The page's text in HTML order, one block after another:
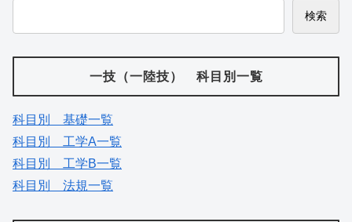
検索
一技（一陸技） 科目別一覧
科目別 基礎一覧
科目別 工学A一覧
科目別 工学B一覧
科目別 法規一覧